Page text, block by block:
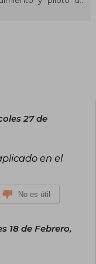
en campos
cerebral. En
en Madrid, realiza
alto rendimiento y
y adultos. Ana
de empresas en
deportivos y es
27 de
en el
No es útil
18 de Febrero,